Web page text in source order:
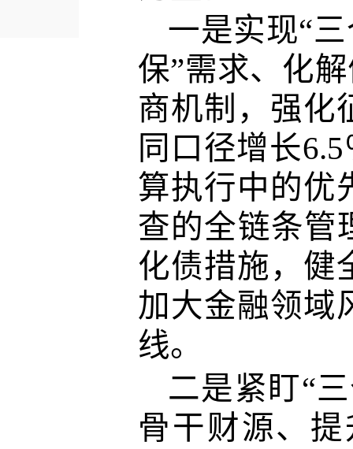
一是实现“
保”需求、化
商机制，强化
同口径增长
算执行中的优
查的全链条管
化债措施，健
加大金融领域
线。
二是紧盯“
骨干财源、